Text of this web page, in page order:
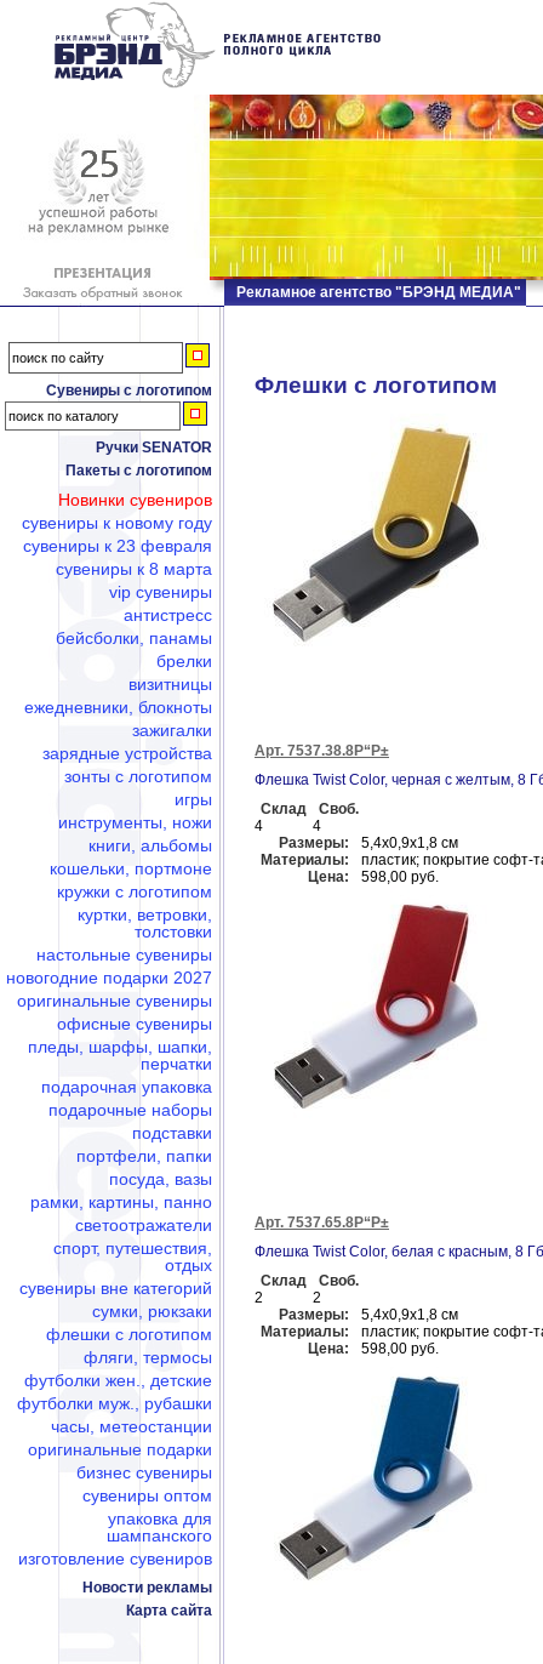
Сувениры с логотипом
Ручки SENATOR
Пакеты с логотипом
Новинки сувениров
сувениры к новому году
сувениры к 23 февраля
сувениры к 8 марта
vip сувениры
антистресс
бейсболки, панамы
брелки
визитницы
ежедневники, блокноты
зажигалки
зарядные устройства
зонты с логотипом
игры
инструменты, ножи
книги, альбомы
кошельки, портмоне
кружки с логотипом
куртки, ветровки,
толстовки
настольные сувениры
новогодние подарки 2027
оригинальные сувениры
офисные сувениры
пледы, шарфы, шапки,
перчатки
подарочная упаковка
подарочные наборы
подставки
портфели, папки
посуда, вазы
рамки, картины, панно
светоотражатели
спорт, путешествия,
отдых
сувениры вне категорий
сумки, рюкзаки
флешки c логотипом
фляги, термосы
футболки жен., детские
футболки муж., рубашки
часы, метеостанции
оригинальные подарки
бизнес сувениры
сувениры оптом
упаковка для
шампанского
изготовление сувениров
Новости рекламы
Карта сайта
Рекламное агентство "БРЭНД МЕДИА"
Флешки c логотипом
Арт. 7537.38.8Р“Р±
Флешка Twist Color, черная с желтым, 8
Склад
Своб.
4
4
Размеры:
5,4х0,9х1,8 см
Материалы:
пластик; покрытие софт-
Цена:
598,00 руб.
Арт. 7537.65.8Р“Р±
Флешка Twist Color, белая с красным, 8 Гб
Склад
Своб.
2
2
Размеры:
5,4х0,9х1,8 см
Материалы:
пластик; покрытие софт-
Цена:
598,00 руб.